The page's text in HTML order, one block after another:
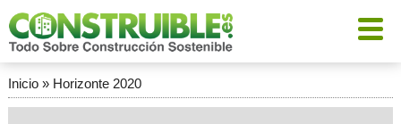
Inicio» Horizonte 2020